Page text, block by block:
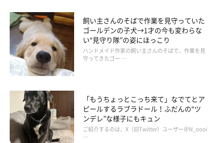
飼い主さんのそばで作業を見守っていた
ゴールデンの子犬→1才の今も変わらな
い“見守り隊”の姿にほっこり
ハンドメイド作家の飼い主さんのそばで、作業を見
守ってきたゴー …
「もうちょっとこっち来て」なでてとア
ピールするラブラドール！ふだんの“ツ
ンデレ”な様子にもキュン
ご紹介するのは、X（旧Twitter）ユーザー＠N_oooi
…